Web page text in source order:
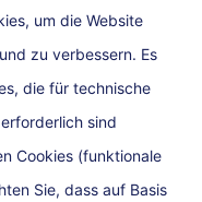
um die Website
zu verbessern. Es
die für technische
sind
Cookies (funktionale
Sie, dass auf Basis